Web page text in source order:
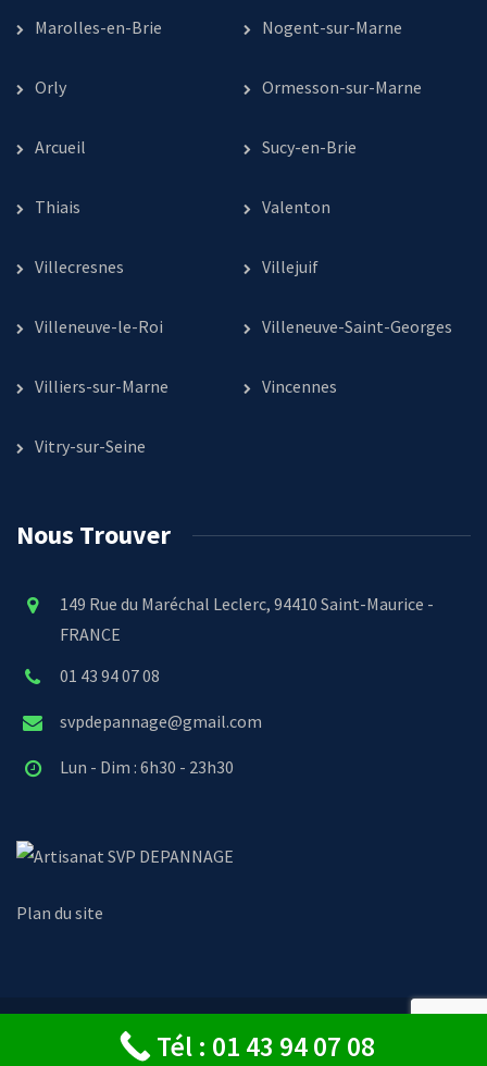
Marolles-en-Brie Nogent-sur-Marne
Orly Ormesson-sur-Marne
Arcueil Sucy-en-Brie
Thiais Valenton
Villecresnes Villejuif
Villeneuve-le-Roi Villeneuve-Saint-Georges
Villiers-sur-Marne Vincennes
Vitry-sur-Seine
Nous Trouver
149 Rue du Maréchal Leclerc, 94410 Saint-Maurice -
FRANCE
01 43 94 07 08
svpdepannage@gmail.com
Lun - Dim : 6h30 - 23h30
SVP DEPANNAGE
Plan du site
© Copyright 2024 - SVP Dépannage
Tél : 01 43 94 07 08